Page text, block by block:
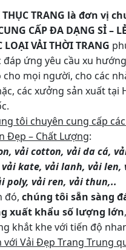
TRANG là đơn vị
CẤP ĐA DẠNG SỈ –
LOẠI VẢI THỜI TRANG
đáp ứng yêu cầu xu
cho mọi người, cho các
các xưởng sản xuất tại
tôi chuyên cung cấp
Đẹp – Chất Lượng:
vải cotton, vải da cá,
kate, vải lanh, vải len,
poly, vải ren, vải thun,..
đó, chúng tôi sẵn sàng
xuất khẩu số lượng lớn
khắt khe với tiến độ
với Vải Đẹp Trang Trung